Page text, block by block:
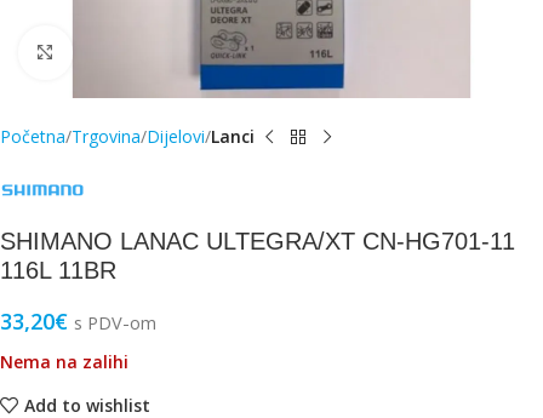
Početna Trgovina Dijelovi Lanci
SHIMANO LANAC ULTEGRA/XT CN-HG701-11
116L 11BR
33,20€ s PDV-om
Nema na zalihi
Add to wishlist